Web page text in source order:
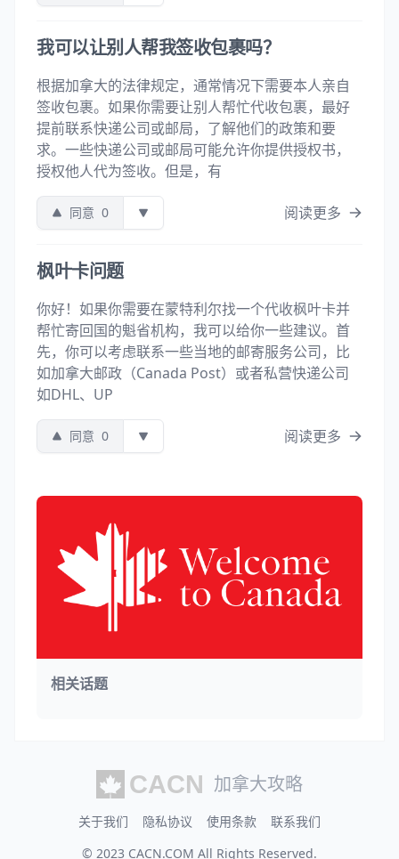
我可以让别人帮我签收包裹吗？
根据加拿大的法律规定，通常情况下需要本人亲自
签收包裹。如果你需要让别人帮忙代收包裹，最好
提前联系快递公司或邮局，了解他们的政策和要
求。一些快递公司或邮局可能允许你提供授权书，
授权他人代为签收。但是，有
同意 0 阅读更多
枫叶卡问题
你好！如果你需要在蒙特利尔找一个代收枫叶卡并
帮忙寄回国的魁省机构，我可以给你一些建议。首
先，你可以考虑联系一些当地的邮寄服务公司，比
如加拿大邮政（Canada Post）或者私营快递公司
如DHL、UP
同意 0 阅读更多
相关话题
加拿大攻略
关于我们 隐私协议 使用条款
联系我们
© 2023 CACN.COM All Rights Reserved.